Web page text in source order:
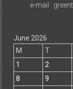
e-mail :
June 2026
M
T
1
2
8
9